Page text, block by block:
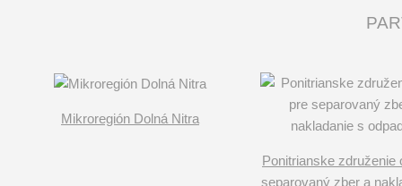
Mikroregión Dolná Nitra
Ponitrianske združenie
separovaný zber a